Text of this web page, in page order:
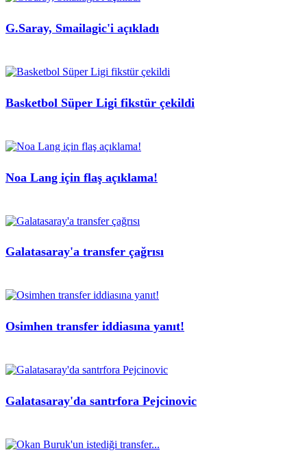
G.Saray, Smailagic'i açıkladı
Basketbol Süper Ligi fikstür çekildi
Noa Lang için flaş açıklama!
Galatasaray'a transfer çağrısı
Osimhen transfer iddiasına yanıt!
Galatasaray'da santrfora Pejcinovic